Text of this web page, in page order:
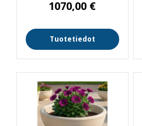
1070,00 €
Tuotetiedot